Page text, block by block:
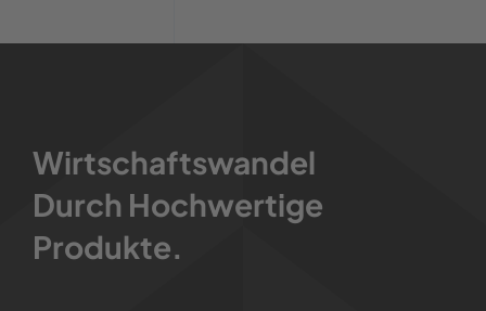
Wirtschaftswandel
Durch Hochwertige
Produkte.